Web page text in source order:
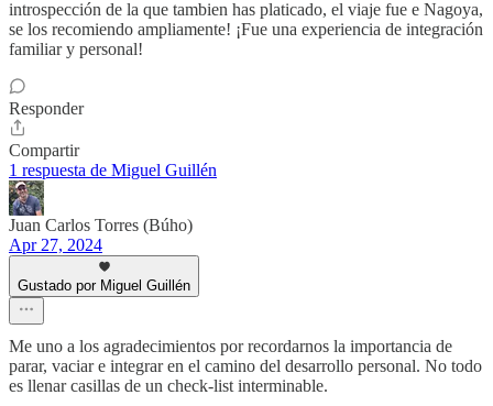
introspección de la que tambien has platicado, el viaje fue e Nagoya,
se los recomiendo ampliamente! ¡Fue una experiencia de integración
familiar y personal!
Responder
Compartir
1 respuesta de Miguel Guillén
Juan Carlos Torres (Búho)
Apr 27, 2024
Gustado por Miguel Guillén
Me uno a los agradecimientos por recordarnos la importancia de
parar, vaciar e integrar en el camino del desarrollo personal. No todo
es llenar casillas de un check-list interminable.